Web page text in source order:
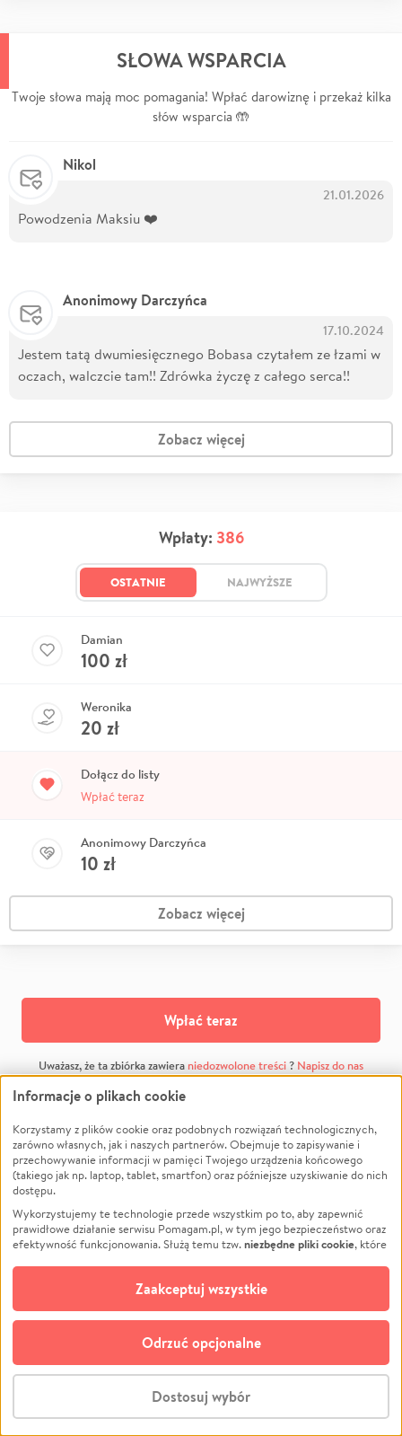
SŁOWA WSPARCIA
Twoje słowa mają moc pomagania! Wpłać darowiznę i przekaż kilka
słów wsparcia 🤲
Nikol
21.01.2026
Powodzenia Maksiu ❤️
Anonimowy Darczyńca
17.10.2024
Jestem tatą dwumiesięcznego Bobasa czytałem ze łzami w
oczach, walczcie tam!! Zdrówka życzę z całego serca!!
Zobacz więcej
Wpłaty: 386
OSTATNIE NAJWYŻSZE
Damian
100 zł
Weronika
20 zł
Dołącz do listy
Wpłać teraz
Anonimowy Darczyńca
10 zł
Zobacz więcej
Wpłać teraz
Uważasz, że ta zbiórka zawieraniedozwolone treści? Napisz do nas
Stwórz zbiórkę - za darmo
Informacje o plikach cookie
Korzystamy z plików cookie oraz podobnych rozwiązań technologicznych,
zarówno własnych, jak i naszych partnerów. Obejmuje to zapisywanie i
przechowywanie informacji w pamięci Twojego urządzenia końcowego
(takiego jak np. laptop, tablet, smartfon) oraz późniejsze uzyskiwanie do nich
dostępu.
Wykorzystujemy te technologie przede wszystkim po to, aby zapewnić
prawidłowe działanie serwisu Pomagam.pl, w tym jego bezpieczeństwo oraz
efektywność funkcjonowania. Służą temu tzw.niezbędne pliki cookie, które
opcjonalnych plików cookie
technologii do celów analitycznych i retargetingowych. Możesz wyrazić
zgodę na ich stosowanie lub jej odmówić. W dowolnym momencie masz
możliwość zmiany swoich preferencji na stronie „Zarządzaj zgodami cookie”,
do której link znajdziesz w stopce serwisu Pomagam.pl. Opcjonalne pliki
cookie wykorzystywane są w następujących celach:
działanie serwisu Pomagam.pl. Dzięki nim możemy zrozumieć, jak
użytkownicy korzystają z naszego serwisu – skąd trafiają do serwisu, jak
Dostosuj wybór
Odrzuć opcjonalne
Zaakceptuj wszystkie